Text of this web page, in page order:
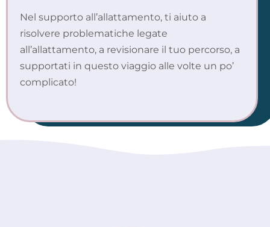
Nel supporto all’allattamento, ti aiuto a
risolvere problematiche legate
all’allattamento, a revisionare il tuo percorso, a
supportati in questo viaggio alle volte un po’
complicato!